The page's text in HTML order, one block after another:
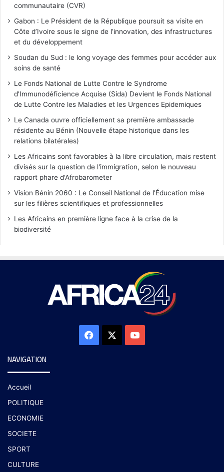
communautaire (CVR)
Gabon : Le Président de la République poursuit sa visite en
Côte d’Ivoire sous le signe de l’innovation, des infrastructures
et du développement
Soudan du Sud : le long voyage des femmes pour accéder aux
soins de santé
Le Fonds National de Lutte Contre le Syndrome
d'Immunodéficience Acquise (Sida) Devient le Fonds National
de Lutte Contre les Maladies et les Urgences Epidemiques
Le Canada ouvre officiellement sa première ambassade
résidente au Bénin (Nouvelle étape historique dans les
relations bilatérales)
Les Africains sont favorables à la libre circulation, mais restent
divisés sur la question de l'immigration, selon le nouveau
rapport phare d'Afrobarometer
Vision Bénin 2060 : Le Conseil National de l'Éducation mise
sur les filières scientifiques et professionnelles
Les Africains en première ligne face à la crise de la
biodiversité
NAVIGATION
Accueil
POLITIQUE
ECONOMIE
SOCIETE
SPORT
CULTURE